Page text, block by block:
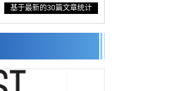
水氢键网络的温度预测新
对“将人生交给AI”保持危机
晋教授专访
脑内“游击手”小胶质细胞包
胞的机制，有望用于开发
基于最新的30篇文章统计